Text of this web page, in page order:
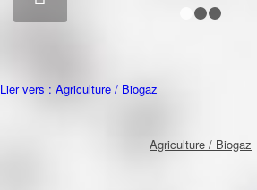
Lier vers : Agriculture / Biogaz
Agriculture / Biogaz